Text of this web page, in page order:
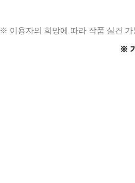
※ 이용자의 희망에 따라 작품 실견 가
※